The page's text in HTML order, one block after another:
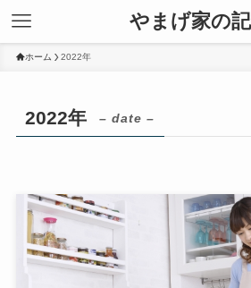
やまげ家の
ホーム 2022年
2022年 – date –